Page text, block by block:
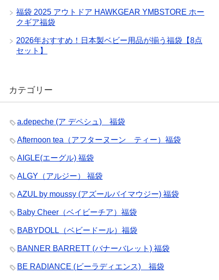
福袋 2025 アウトドア HAWKGEAR YMBSTORE ホー
クギア福袋
2026年おすすめ！日本製ベビー用品が揃う福袋【8点
セット】
カテゴリー
a.depeche (ア デペシュ) 福袋
Afternoon tea（アフターヌーン ティー）福袋
AIGLE(エーグル) 福袋
ALGY（アルジー） 福袋
AZUL by moussy (アズールバイマウジー) 福袋
Baby Cheer（ベイビーチア）福袋
BABYDOLL（ベビードール）福袋
BANNER BARRETT (バナーバレット) 福袋
BE RADIANCE (ビーラディエンス) 福袋